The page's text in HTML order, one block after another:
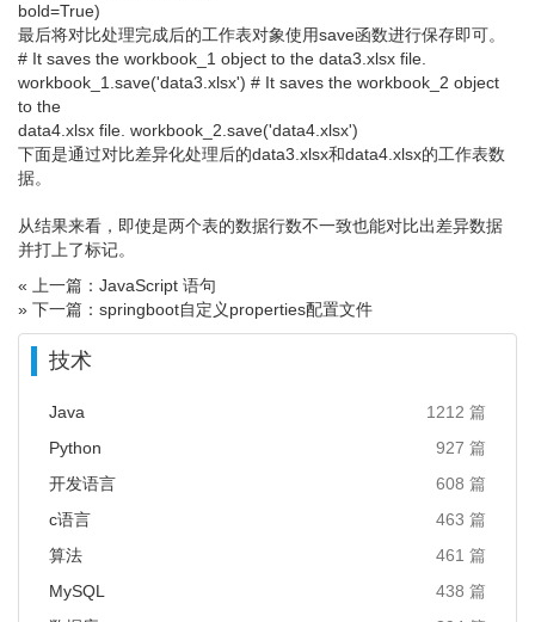
bold=True)
最后将对比处理完成后的工作表对象使用save函数进行保存即可。
# It saves the workbook_1 object to the data3.xlsx file.
workbook_1.save('data3.xlsx') # It saves the workbook_2 object
to the
data4.xlsx file. workbook_2.save('data4.xlsx')
下面是通过对比差异化处理后的data3.xlsx和data4.xlsx的工作表数
据。
从结果来看，即使是两个表的数据行数不一致也能对比出差异数据
并打上了标记。
« 上一篇：JavaScript 语句
» 下一篇：springboot自定义properties配置文件
技术
Java
1212 篇
Python
927 篇
开发语言
608 篇
c语言
463 篇
算法
461 篇
MySQL
438 篇